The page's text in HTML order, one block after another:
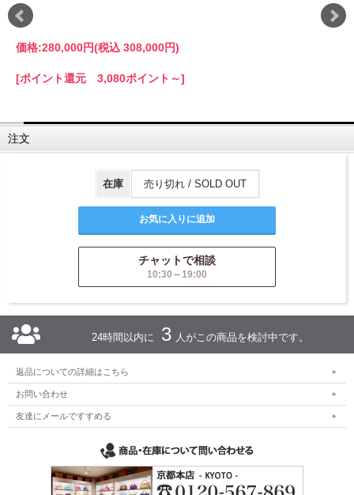
価格:280,000円(税込 308,000円)
[ポイント還元 3,080ポイント～]
注文
在庫 売り切れ / SOLD OUT
チャットで相談
10:30～19:00
24時間以内に 3 人がこの商品を検討中です。
返品についての詳細はこちら
お問い合わせ
友達にメールですすめる